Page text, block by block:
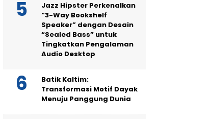
Jazz Hipster Perkenalkan
“3-Way Bookshelf
Speaker” dengan Desain
“Sealed Bass” untuk
Tingkatkan Pengalaman
Audio Desktop
Batik Kaltim:
Transformasi Motif Dayak
Menuju Panggung Dunia